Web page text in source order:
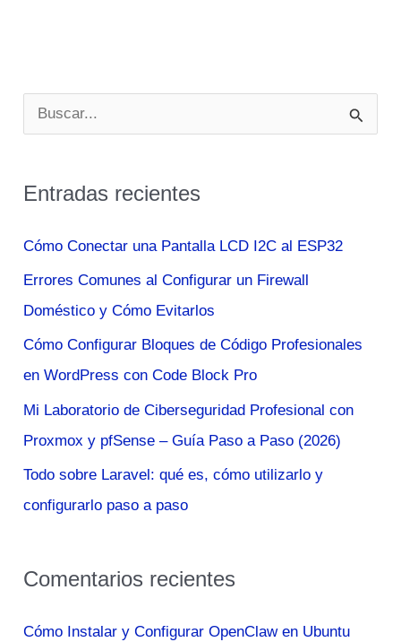
u
c
p
o
r
:
Entradas recientes
Cómo Conectar una Pantalla LCD I2C al ESP32
Errores Comunes al Configurar un Firewall
Doméstico y Cómo Evitarlos
Cómo Configurar Bloques de Código Profesionales
en WordPress con Code Block Pro
Mi Laboratorio de Ciberseguridad Profesional con
Proxmox y pfSense – Guía Paso a Paso (2026)
Todo sobre Laravel: qué es, cómo utilizarlo y
configurarlo paso a paso
Comentarios recientes
Cómo Instalar y Configurar OpenClaw en Ubuntu